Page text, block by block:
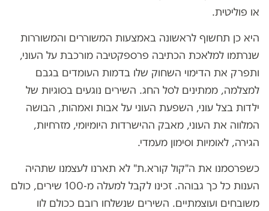
או פוליטית.
היא כן תחשוף לראשונה באמצעות המשוררים והמשוררות
שנרתמו למלאכת הכתיבה פרספקטיבה מורכבת על העוני,
ותפרק את הדימוי השחוק שלו בדמות העומדים בגבם
למצלמה, ממתינים לסל החג. השירים נוגעים בסוגיות של
ילדות בצל עוני, השפעת העוני על אבות ואמהות, הבושה
המלווה את העוני, מאבק ההישרדות היומיומי, מזרחיות,
הגירה, לאומיות וסימון מעמדי.
כשפרסמנו את ה"קול קורא.ת" לא תארנו לעצמנו שתהיה
הענות כל כך גבוהה. זכינו לקבל למעלה מ-100 שירים, כולם
משובחים ועוצמתיים. השירים שנשלחו רובם ככולם לוו